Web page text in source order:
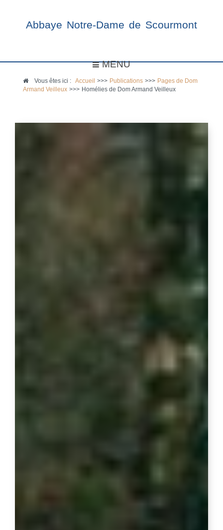
Abbaye Notre-Dame de Scourmont
MENU
Vous êtes ici :Accueil >>> Publications >>> Pages de Dom
Armand Veilleux >>> Homélies de Dom Armand Veilleux